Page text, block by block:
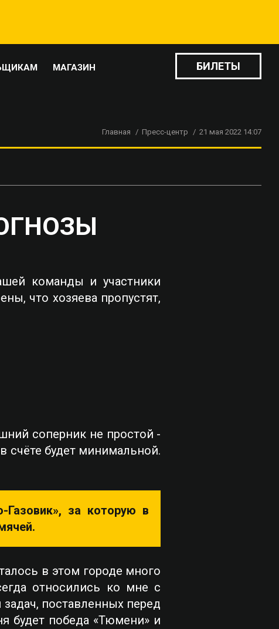
МАГАЗИН БИЛЕТЫ
Главная Пресс-центр 21 мая 2022 14:07
команды и участники
что хозяева пропустят,
соперник не простой -
счёте будет минимальной.
за которую в
в этом городе много
относились ко мне с
поставленных перед
будет победа «Тюмени» и